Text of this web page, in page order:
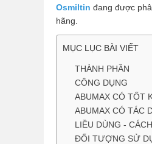
Osmiltin đang được
hãng.
MỤC LỤC BÀI VIẾT
THÀNH PHẦN
CÔNG DỤNG
ABUMAX CÓ TỐT
ABUMAX CÓ TÁC
LIỀU DÙNG -
ĐỐI TƯỢNG SỬ